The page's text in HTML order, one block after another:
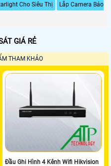
Cho Siêu Thị
Lắp Camera Báo
GIÁ RẺ
THAM KHẢO
Đầu Ghi Hình 4 Kênh Wifi Hikvision